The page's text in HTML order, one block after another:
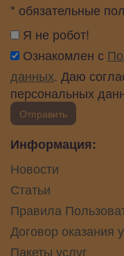
* обязательные
Я не робот!
Ознакомлен с
данных. Даю
персональных
Отправить
Информация:
Новости
Статьи
Правила
Договор оказания
Пакеты услуг